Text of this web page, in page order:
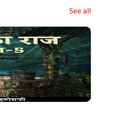
See all